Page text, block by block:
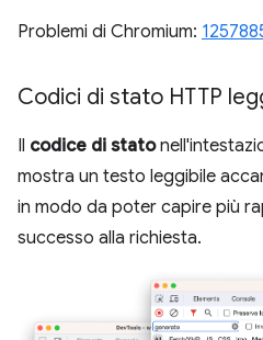
Problemi di Chromium:
Codici di stato HTTP
Il codice di stato
mostra un testo leggibile
in modo da poter capire più
successo alla richiesta.